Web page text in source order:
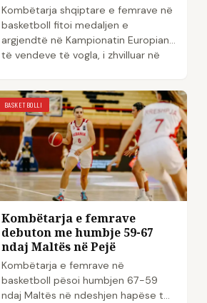
Kombëtarja shqiptare e femrave në
basketboll fitoi medaljen e
argjendtë në Kampionatin Europian
të vendeve të vogla, i zhvilluar në
BASKETBOLLI
Kombëtarja e femrave
debuton me humbje 59-67
ndaj Maltës në Pejë
Kombëtarja e femrave në
basketboll pësoi humbjen 67-59
ndaj Maltës në ndeshjen hapëse të